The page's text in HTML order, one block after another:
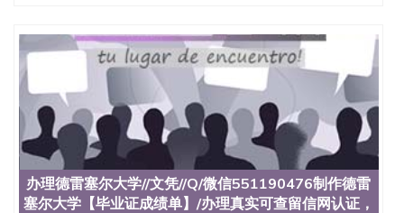
学、美术、电子工程、天文学、农业、环境污染控
制、历史、电气工程、生物工程、建筑设计、工商管
理、材料科学、机械工程、航天工程、土木工程、数
学、化学、英语、社会科学、心理学、戏剧、市场营
销、机械工程、计算机科学、物理学、人工智能、商
科、金融专业 1、客户提供相关材料，确定客户办理
信息，给出操作方案； 2、补充毕业证成绩单等相关
材料； 3、留服注册申请账号，付定金； 4、预约递
交时间，公司人员陪同客户本人一起去留服递交材
料； 5、等待结果，完成结果书留服直接邮寄给客户
办理德雷塞尔大学//文凭//Q/微信551190476制作德雷
塞尔大学【毕业证成绩单】/办理真实可查留信网认证，